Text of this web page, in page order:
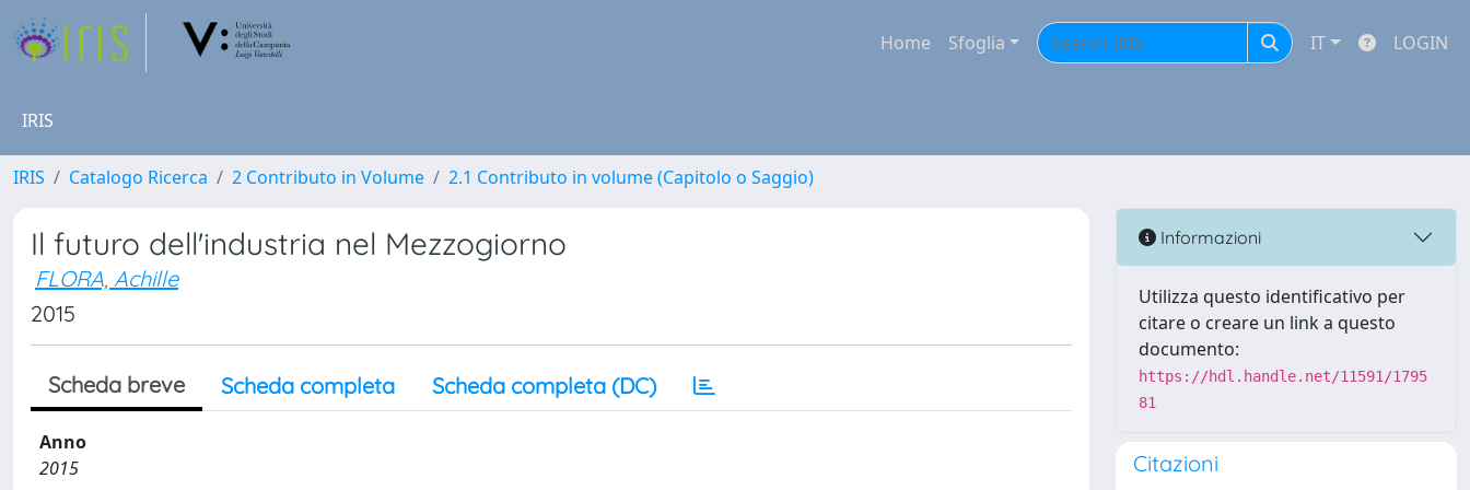
Home Sfoglia IT LOGIN
IRIS
IRIS Catalogo Ricerca 2 Contributo in Volume 2.1 Contributo in volume (Capitolo o Saggio)
Il futuro dell'industria nel Mezzogiorno
FLORA, Achille
2015
Scheda breve Scheda completa Scheda completa (DC)
Anno
2015
Informazioni
Utilizza questo identificativo per
citare o creare un link a questo
documento:
https://hdl.handle.net/11591/1795
81
Citazioni